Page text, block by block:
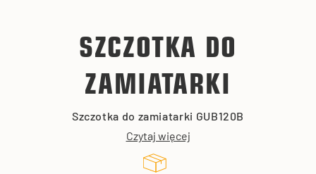
SZCZOTKA DO
ZAMIATARKI
Szczotka do zamiatarki GUB120B
Czytaj więcej